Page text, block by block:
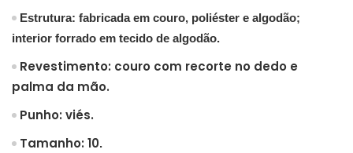
Estrutura: fabricada em couro, poliéster e algodão;
interior forrado em tecido de algodão.
Revestimento: couro com recorte no dedo e
palma da mão.
Punho: viés.
Tamanho: 10.